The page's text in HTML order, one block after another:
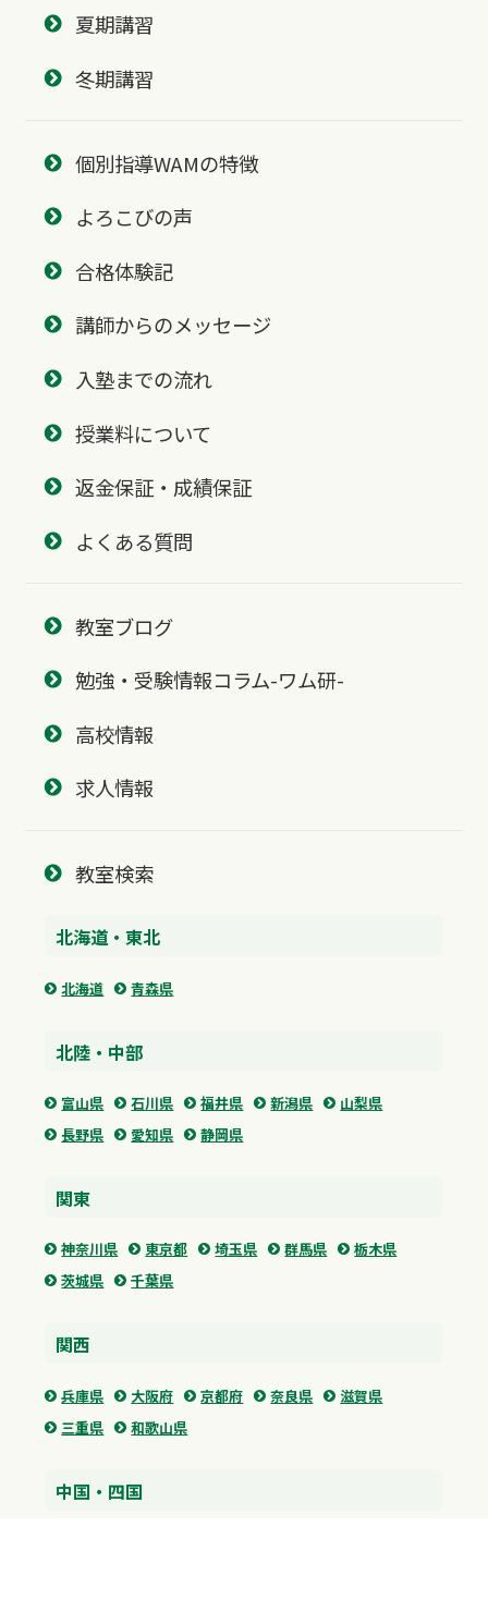
夏期講習
冬期講習
個別指導WAMの特徴
よろこびの声
合格体験記
講師からのメッセージ
入塾までの流れ
授業料について
返金保証・成績保証
よくある質問
教室ブログ
勉強・受験情報コラム-ワム研-
高校情報
求人情報
教室検索
北海道・東北
北海道 青森県
北陸・中部
富山県 石川県 福井県 新潟県
山梨県
長野県
愛知県 静岡県
関東
神奈川県 東京都 埼玉県 群馬県
栃木県
茨城県
千葉県
関西
兵庫県 大阪府 京都府 奈良県
滋賀県
三重県
和歌山県
中国・四国